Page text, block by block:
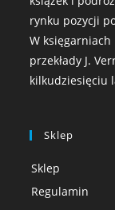
rynku pozycji
W księgarniach
przekłady J.
kilkudziesięciu
Sklep
Sklep
Regulamin